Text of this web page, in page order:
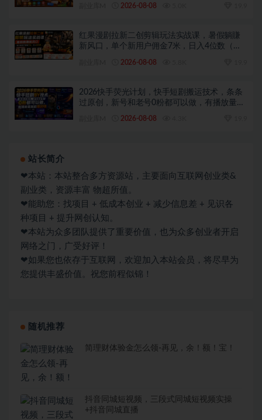
2026-08-08
红果漫剧拉新二创剪辑玩法实战课，暑假躺賺
新风口，单个新用户佣金7米，日入4位数（更
2026-08-08
2026快手荧光计划，快手短剧搬运技术，条条
过原创，新号和老号0粉都可以做，有播放量就
2026-08-08
站长简介
❤本站：本站整合多方资源站，主要面向互联网创业类&
副业类，资源丰富 物超所值。
❤能助您：找项目 + 低成本创业 + 减少信息差 + 见识各
种项目 + 提升网创认知。
❤本站为众多团队提供了重要价值，也为众多创业者开启
网络之门，广受好评！
❤如果您也依存于互联网，欢迎加入本站会员，将尽早为
您提供丰盛价值。祝您前程似锦！
随机推荐
简理财体验金怎么领-再见，余！额！宝！
抖音同城短视频，三段式同城短视频实操
+抖音同城直播